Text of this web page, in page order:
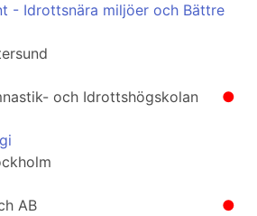
- Idrottsnära miljöer och Bättre
●
och Idrottshögskolan
●
AB